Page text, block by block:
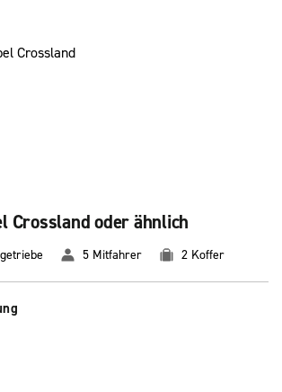
Crossland oder ähnlich
5 Mitfahrer 2 Koffer